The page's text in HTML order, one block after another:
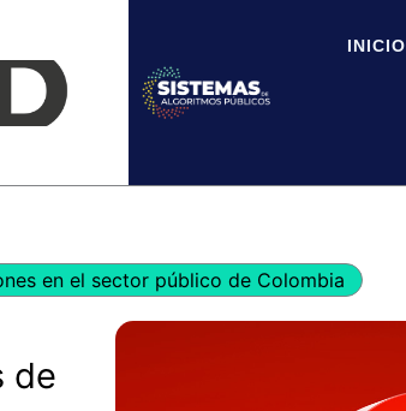
INICIO
en el sector público de Colombia
de